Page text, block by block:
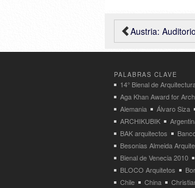
Austria: Auditorio del ‘Tiroler
PALABRAS CLAVE
14° Bienal de
Aga Khan Award for
Alemania
Álvaro Siza
ARCHIKUBIK
BAK arquitectos
Besonias Almeida
Bienal de Venecia 2010
BLOCO Arquitetos
Chile
China